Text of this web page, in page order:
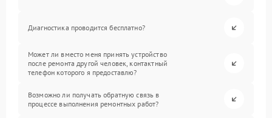
Диагностика проводится бесплатно?
Может ли вместо меня принять устройство
после ремонта другой человек, контактный
телефон которого я предоставлю?
Возможно ли получать обратную связь в
процессе выполнения ремонтных работ?